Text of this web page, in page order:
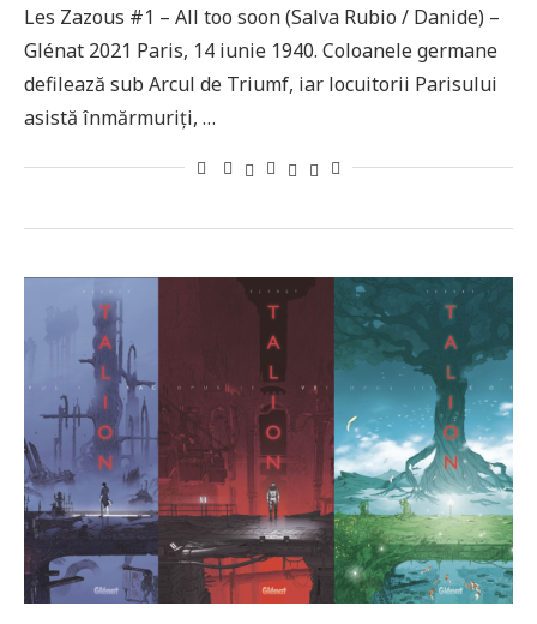
Les Zazous #1 – All too soon (Salva Rubio / Danide) –
Glénat 2021 Paris, 14 iunie 1940. Coloanele germane
defilează sub Arcul de Triumf, iar locuitorii Parisului
asistă înmărmuriți, …